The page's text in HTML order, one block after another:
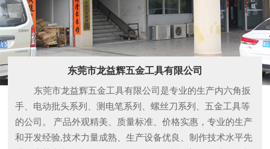
和开发经验,技术力量成熟、生产设备优良、制作技术水平先
进，东莞市龙益辉五金工具有限公司不断提高服务质量，力
求满足...
了解更多
厂房设备